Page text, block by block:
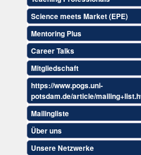
Science meets Market (EPE)
Mentoring Plus
Career Talks
Mitgliedschaft
https://www.pogs.uni-
potsdam.de/article/
Mailingliste
Über uns
Unsere Netzwerke